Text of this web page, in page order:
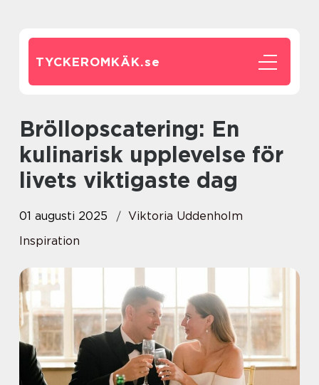
TYCKEROMKÄK.se
Bröllopscatering: En
kulinarisk upplevelse för
livets viktigaste dag
01 augusti 2025
Viktoria Uddenholm
Inspiration